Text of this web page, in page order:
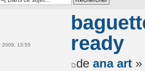
2009, 13:55
ready
de ana art »